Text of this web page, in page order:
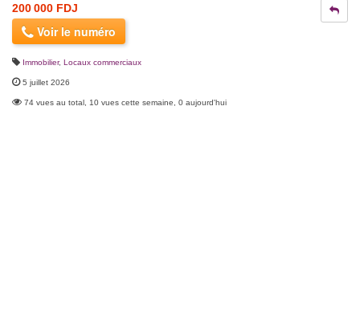
200 000 FDJ
Voir le numéro
Immobilier, Locaux commerciaux
5 juillet 2026
74 vues au total, 10 vues cette semaine, 0 aujourd'hui